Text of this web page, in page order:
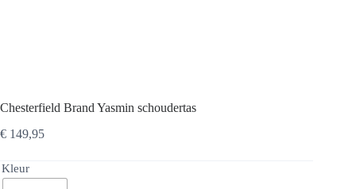
Chesterfield Brand Yasmin schoudertas
€ 149,95
Kleur